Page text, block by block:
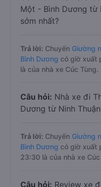
Một - Bình Dương từ
sớm nhất?
Trả lời: Chuyến Giường
Bình Dương có giờ xuất
là của nhà xe Cúc Tùng.
Câu hỏi: Nhà xe đi
Dương từ Ninh
Trả lời: Chuyến Giường
Bình Dương có giờ xuất
23:30 là của nhà xe Cúc
Câu hỏi: Review xe